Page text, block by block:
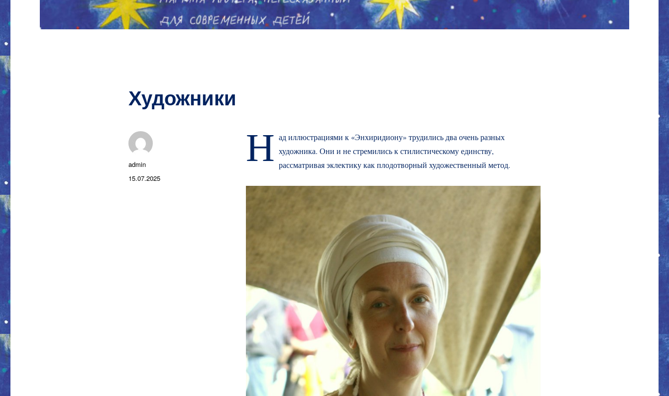
Художники
Н ад иллюстрациями к «Энхиридиону» трудились два очень разных
художника. Они и не стремились к стилистическому единству,
рассматривая эклектику как плодотворный художественный метод.
Автор
admin
Опубликовано
15.07.2025